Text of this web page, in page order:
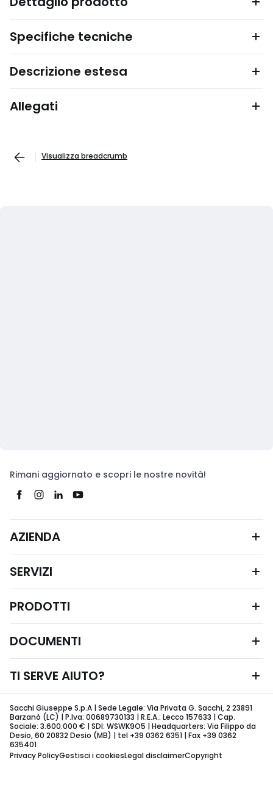
Specifiche tecniche
Descrizione estesa
Allegati
Visualizza breadcrumb
Rimani aggiornato e scopri le nostre novità!
AZIENDA
SERVIZI
PRODOTTI
DOCUMENTI
TI SERVE AIUTO?
Sacchi Giuseppe S.p.A | Sede Legale: Via Privata G. Sacchi, 2 23891
Barzanò (LC) | P.Iva: 00689730133 | R.E.A.: Lecco 157633 | Cap.
Sociale: 3.600.000 € | SDI: WSWK9O5 | Headquarters: Via Filippo da
Desio, 60 20832 Desio (MB) | tel +39 0362 6351 | Fax +39 0362
635401
Privacy PolicyGestisci i cookiesLegal disclaimerCopyright